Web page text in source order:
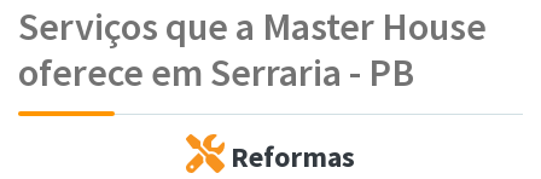
Serviços que a Master House
oferece em Serraria - PB
Reformas